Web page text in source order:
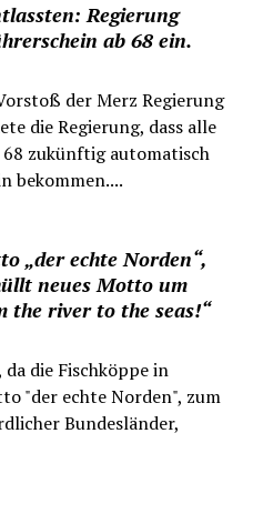
Regierung
ab 68 ein.
der Merz Regierung
die Regierung, dass alle
zukünftig automatisch
bekommen....
„der echte Norden“,
neues Motto um
the river to the seas!“
die Fischköppe in
"der echte Norden", zum
Bundesländer,